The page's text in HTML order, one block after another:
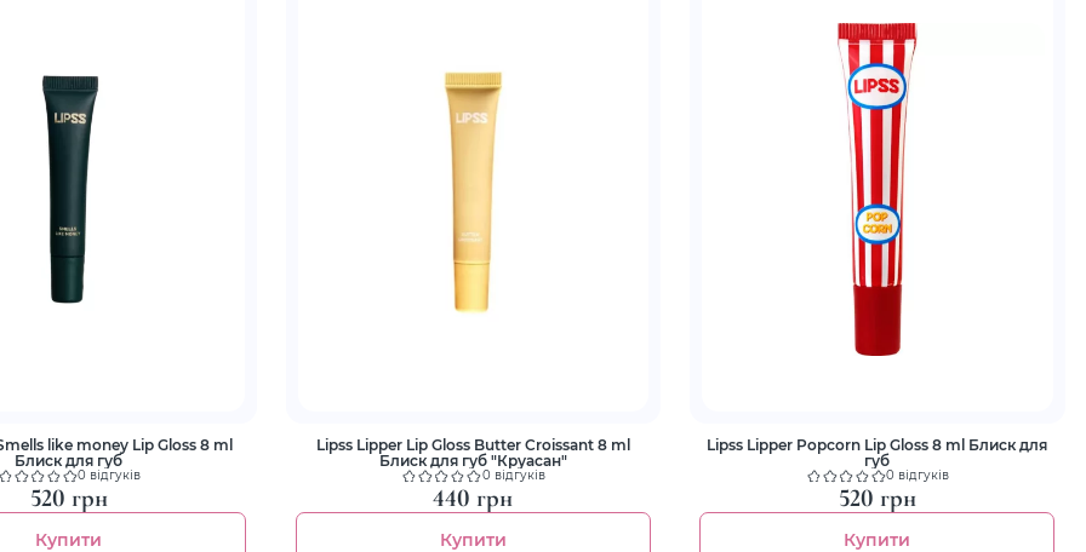
like money Lip Gloss 8 ml
Блиск для губ
0 відгуків
520 грн
Купити
Lipss Lipper Lip Gloss Butter Croissant 8 ml
Блиск для губ "Круасан"
0 відгуків
440 грн
Купити
Lipss Lipper Popcorn Lip Gloss 8 ml Блиск для
губ
0 відгуків
520 грн
Купити